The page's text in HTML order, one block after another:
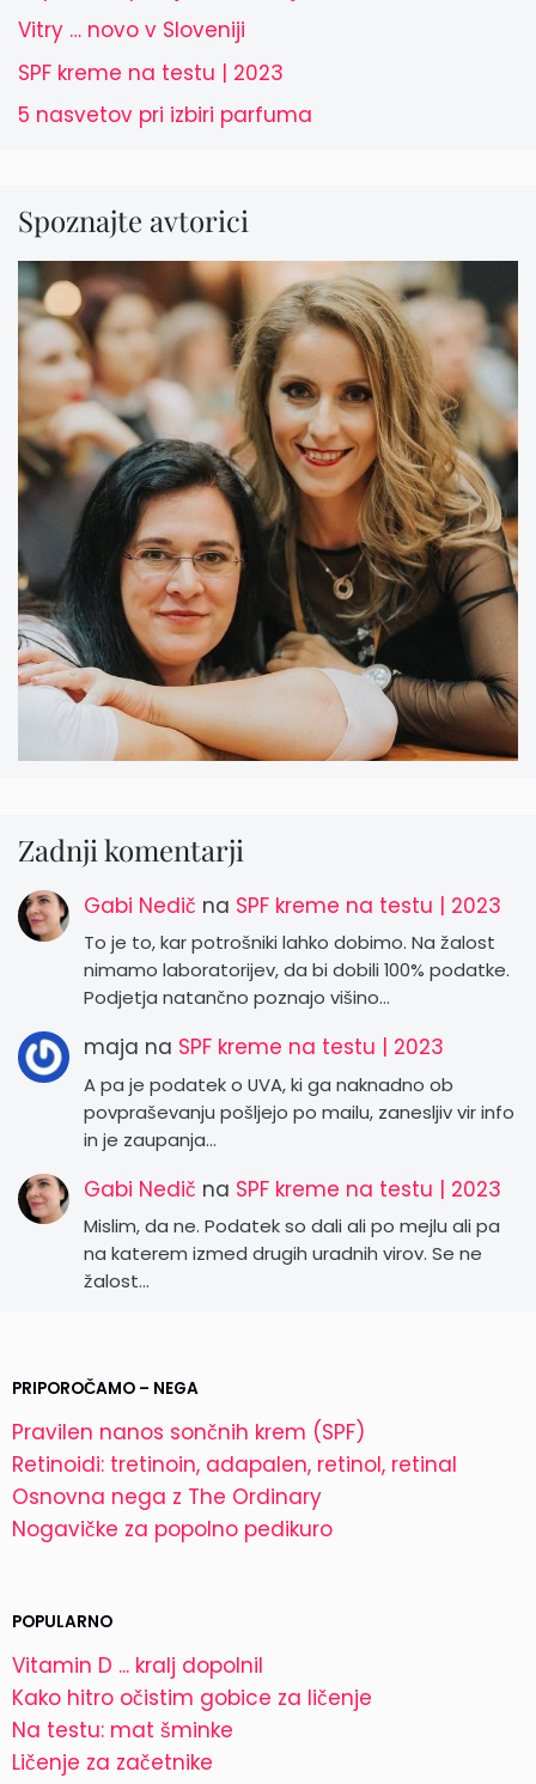
Vitry … novo v Sloveniji
SPF kreme na testu | 2023
5 nasvetov pri izbiri parfuma
Spoznajte avtorici
Zadnji komentarji
Gabi Nedič na SPF kreme na testu | 2023
To je to, kar potrošniki lahko dobimo. Na žalost
nimamo laboratorijev, da bi dobili 100% podatke.
Podjetja natančno poznajo višino…
maja na SPF kreme na testu | 2023
A pa je podatek o UVA, ki ga naknadno ob
povpraševanju pošljejo po mailu, zanesljiv vir info
in je zaupanja…
Gabi Nedič na SPF kreme na testu | 2023
Mislim, da ne. Podatek so dali ali po mejlu ali pa
na katerem izmed drugih uradnih virov. Se ne
žalost…
PRIPOROČAMO – NEGA
Pravilen nanos sončnih krem (SPF)
Retinoidi: tretinoin, adapalen, retinol, retinal
Osnovna nega z The Ordinary
Nogavičke za popolno pedikuro
POPULARNO
Vitamin D ... kralj dopolnil
Kako hitro očistim gobice za ličenje
Na testu: mat šminke
Ličenje za začetnike